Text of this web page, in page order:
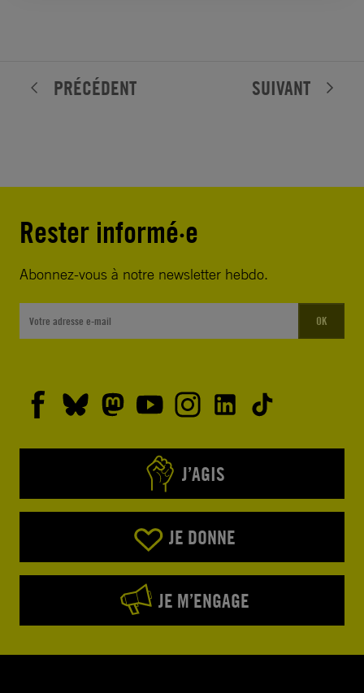
PRÉCÉDENT SUIVANT
Rester informé·e
Abonnez-vous à notre newsletter hebdo.
OK
J’AGIS
JE DONNE
JE M’ENGAGE